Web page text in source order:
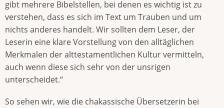
gibt mehrere Bibelstellen, bei denen es wichtig ist zu
verstehen, dass es sich im Text um Trauben und um
nichts anderes handelt. Wir sollten dem Leser, der
Leserin eine klare Vorstellung von den alltäglichen
Merkmalen der alttestamentlichen Kultur vermitteln,
auch wenn diese sich sehr von der unsrigen
unterscheidet.“
So sehen wir, wie die chakassische Übersetzerin bei